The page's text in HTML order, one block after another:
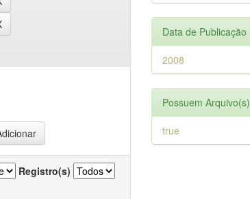
Registro(s)
Data de Publicação
2008
Possuem Arquivo(s)
true